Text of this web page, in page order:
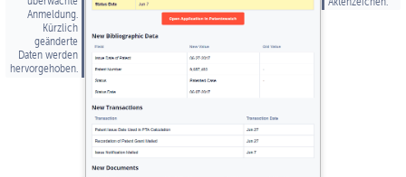
Anmeldung.
Kürzlich
geänderte
Daten werden
hervorgehoben.